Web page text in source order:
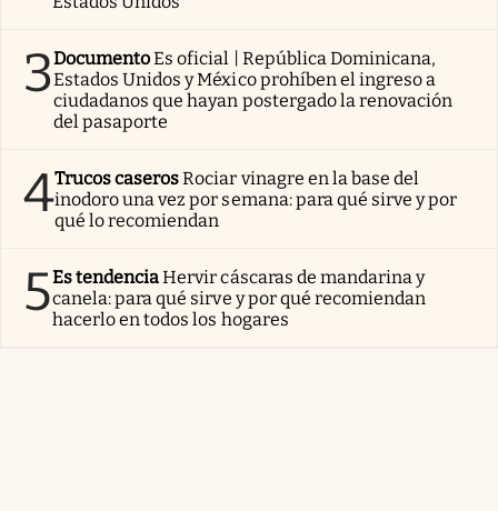
3DocumentoEs oficial | República Dominicana,
Estados Unidos y México prohíben el ingreso a
ciudadanos que hayan postergado la renovación
del pasaporte
4Trucos caserosRociar vinagre en la base del
inodoro una vez por semana: para qué sirve y por
qué lo recomiendan
5Es tendenciaHervir cáscaras de mandarina y
canela: para qué sirve y por qué recomiendan
hacerlo en todos los hogares